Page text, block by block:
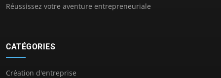
Réussissez votre aventure entrepreneuriale
CATÉGORIES
Création d'entreprise